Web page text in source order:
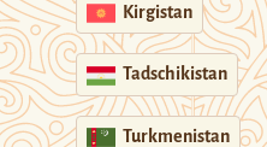
Kirgistan
Tadschikistan
Turkmenistan